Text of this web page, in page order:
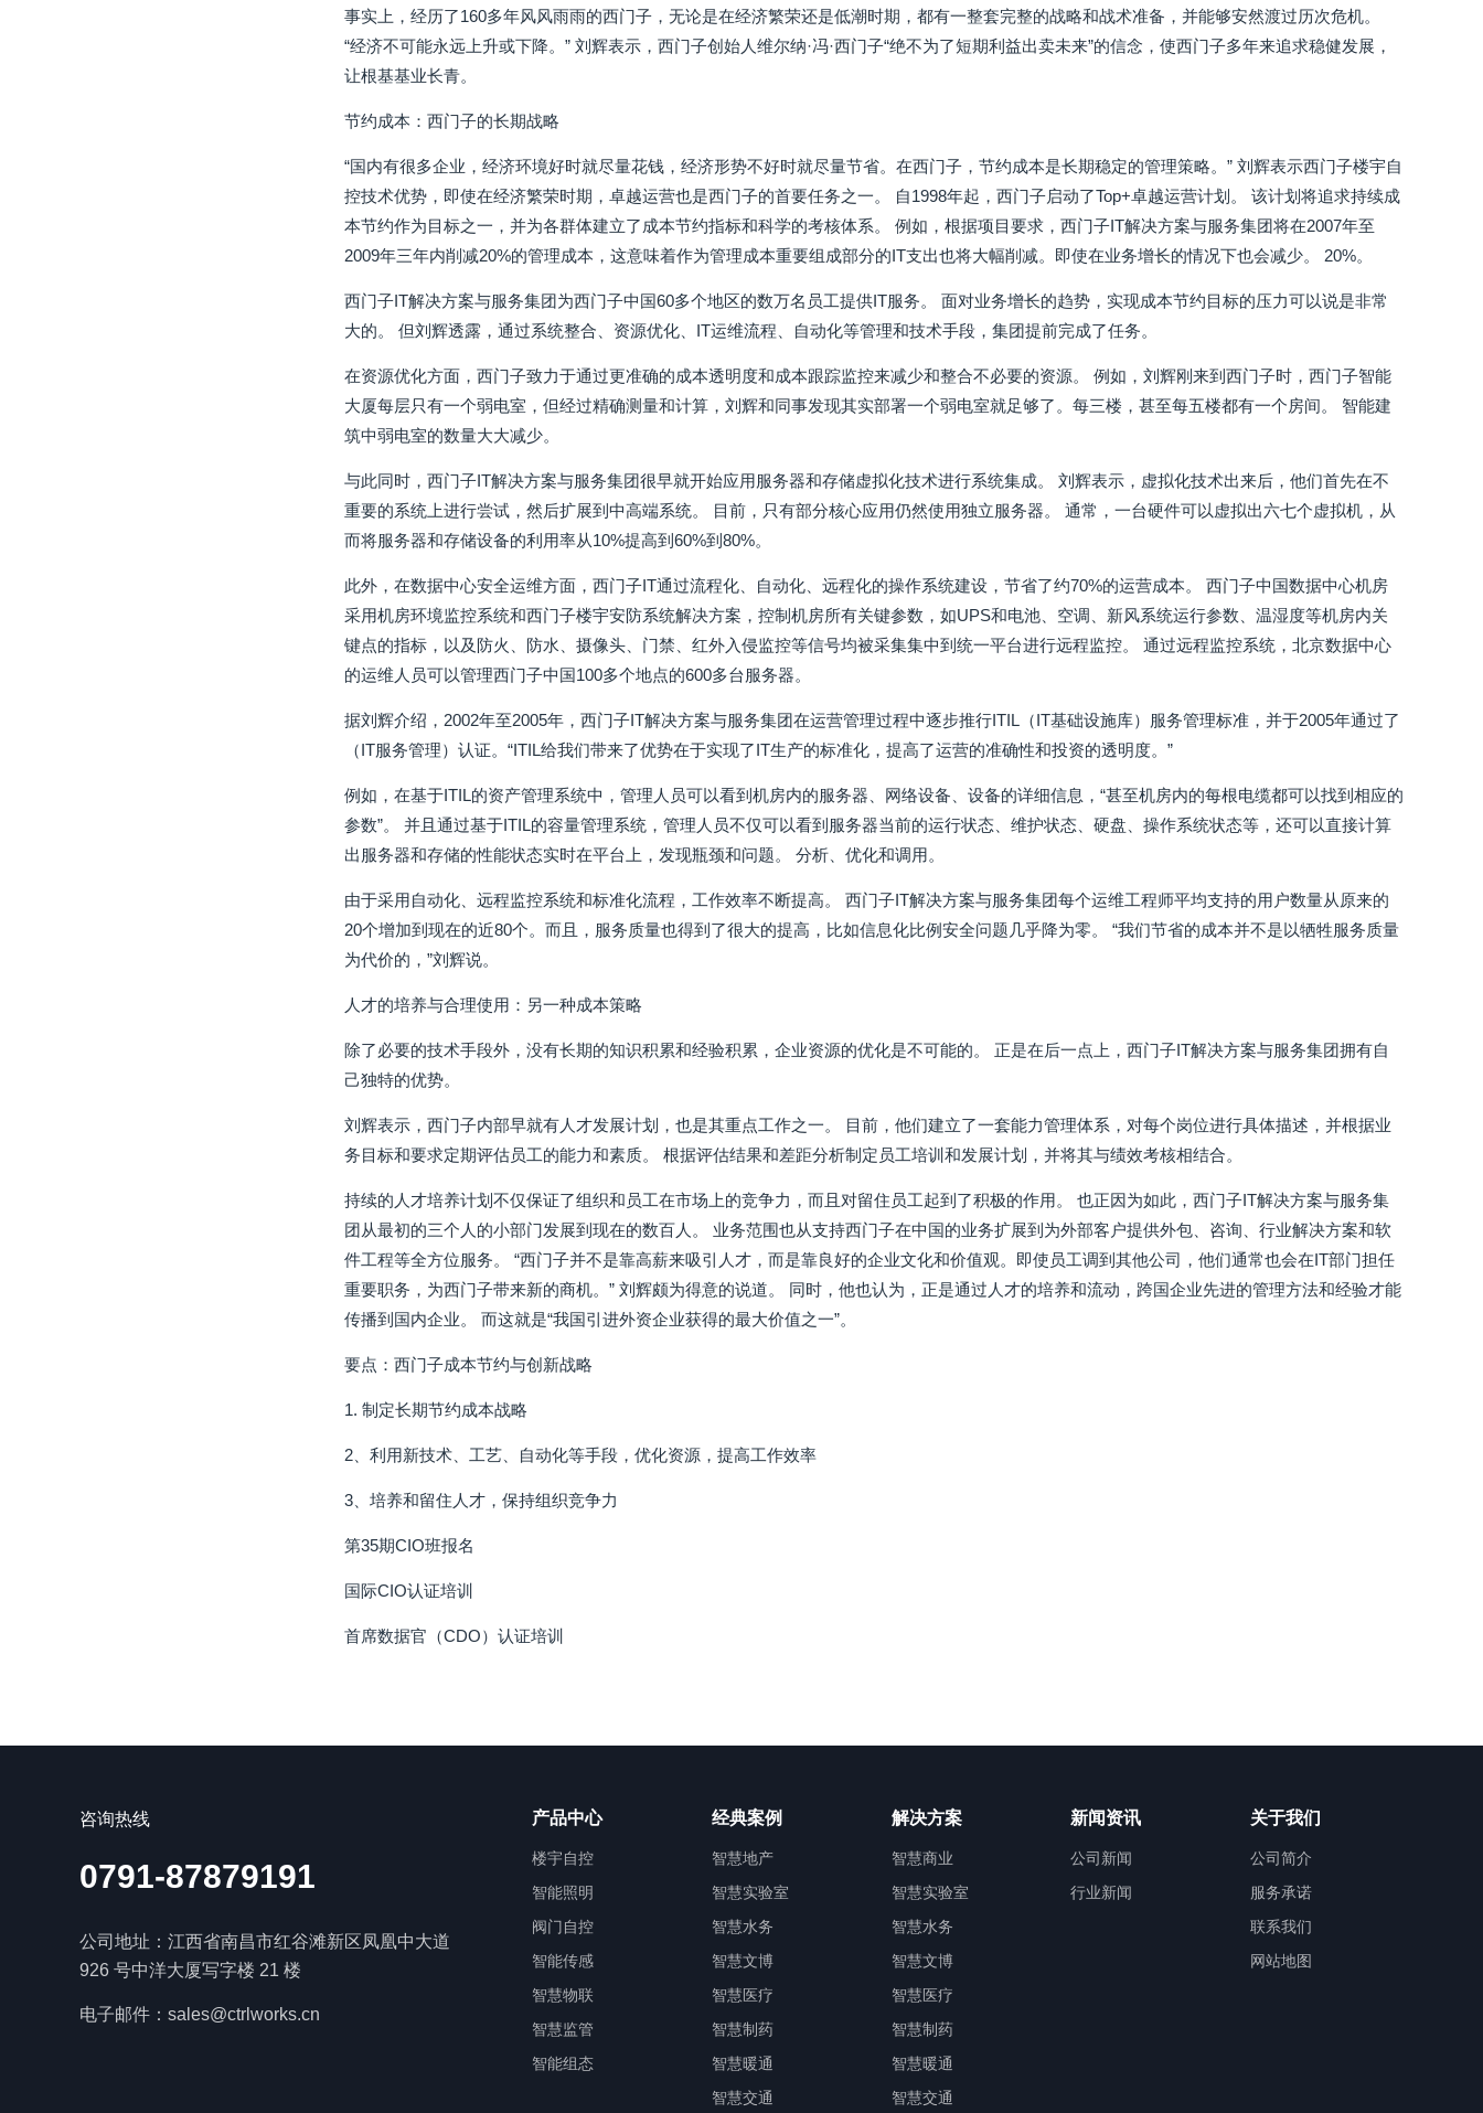
事实上，经历了160多年风风雨雨的西门子，无论是在经济繁荣还是低潮时期，都有一整套完整的战略和战术准备，并能够安然渡过历次危机。
“经济不可能永远上升或下降。” 刘辉表示，西门子创始人维尔纳·冯·西门子“绝不为了短期利益出卖未来”的信念，使西门子多年来追求稳健发展，
让根基基业长青。
节约成本：西门子的长期战略
“国内有很多企业，经济环境好时就尽量花钱，经济形势不好时就尽量节省。在西门子，节约成本是长期稳定的管理策略。” 刘辉表示西门子楼宇自
控技术优势，即使在经济繁荣时期，卓越运营也是西门子的首要任务之一。 自1998年起，西门子启动了Top+卓越运营计划。 该计划将追求持续成
本节约作为目标之一，并为各群体建立了成本节约指标和科学的考核体系。 例如，根据项目要求，西门子IT解决方案与服务集团将在2007年至
2009年三年内削减20%的管理成本，这意味着作为管理成本重要组成部分的IT支出也将大幅削减。即使在业务增长的情况下也会减少。 20%。
西门子IT解决方案与服务集团为西门子中国60多个地区的数万名员工提供IT服务。 面对业务增长的趋势，实现成本节约目标的压力可以说是非常
大的。 但刘辉透露，通过系统整合、资源优化、IT运维流程、自动化等管理和技术手段，集团提前完成了任务。
在资源优化方面，西门子致力于通过更准确的成本透明度和成本跟踪监控来减少和整合不必要的资源。 例如，刘辉刚来到西门子时，西门子智能
大厦每层只有一个弱电室，但经过精确测量和计算，刘辉和同事发现其实部署一个弱电室就足够了。每三楼，甚至每五楼都有一个房间。 智能建
筑中弱电室的数量大大减少。
与此同时，西门子IT解决方案与服务集团很早就开始应用服务器和存储虚拟化技术进行系统集成。 刘辉表示，虚拟化技术出来后，他们首先在不
重要的系统上进行尝试，然后扩展到中高端系统。 目前，只有部分核心应用仍然使用独立服务器。 通常，一台硬件可以虚拟出六七个虚拟机，从
而将服务器和存储设备的利用率从10%提高到60%到80%。
此外，在数据中心安全运维方面，西门子IT通过流程化、自动化、远程化的操作系统建设，节省了约70%的运营成本。 西门子中国数据中心机房
采用机房环境监控系统和西门子楼宇安防系统解决方案，控制机房所有关键参数，如UPS和电池、空调、新风系统运行参数、温湿度等机房内关
键点的指标，以及防火、防水、摄像头、门禁、红外入侵监控等信号均被采集集中到统一平台进行远程监控。 通过远程监控系统，北京数据中心
的运维人员可以管理西门子中国100多个地点的600多台服务器。
据刘辉介绍，2002年至2005年，西门子IT解决方案与服务集团在运营管理过程中逐步推行ITIL（IT基础设施库）服务管理标准，并于2005年通过了
（IT服务管理）认证。“ITIL给我们带来了优势在于实现了IT生产的标准化，提高了运营的准确性和投资的透明度。”
例如，在基于ITIL的资产管理系统中，管理人员可以看到机房内的服务器、网络设备、设备的详细信息，“甚至机房内的每根电缆都可以找到相应的
参数”。 并且通过基于ITIL的容量管理系统，管理人员不仅可以看到服务器当前的运行状态、维护状态、硬盘、操作系统状态等，还可以直接计算
出服务器和存储的性能状态实时在平台上，发现瓶颈和问题。 分析、优化和调用。
由于采用自动化、远程监控系统和标准化流程，工作效率不断提高。 西门子IT解决方案与服务集团每个运维工程师平均支持的用户数量从原来的
20个增加到现在的近80个。而且，服务质量也得到了很大的提高，比如信息化比例安全问题几乎降为零。 “我们节省的成本并不是以牺牲服务质量
为代价的，”刘辉说。
人才的培养与合理使用：另一种成本策略
除了必要的技术手段外，没有长期的知识积累和经验积累，企业资源的优化是不可能的。 正是在后一点上，西门子IT解决方案与服务集团拥有自
己独特的优势。
刘辉表示，西门子内部早就有人才发展计划，也是其重点工作之一。 目前，他们建立了一套能力管理体系，对每个岗位进行具体描述，并根据业
务目标和要求定期评估员工的能力和素质。 根据评估结果和差距分析制定员工培训和发展计划，并将其与绩效考核相结合。
持续的人才培养计划不仅保证了组织和员工在市场上的竞争力，而且对留住员工起到了积极的作用。 也正因为如此，西门子IT解决方案与服务集
团从最初的三个人的小部门发展到现在的数百人。 业务范围也从支持西门子在中国的业务扩展到为外部客户提供外包、咨询、行业解决方案和软
件工程等全方位服务。 “西门子并不是靠高薪来吸引人才，而是靠良好的企业文化和价值观。即使员工调到其他公司，他们通常也会在IT部门担任
重要职务，为西门子带来新的商机。” 刘辉颇为得意的说道。 同时，他也认为，正是通过人才的培养和流动，跨国企业先进的管理方法和经验才能
传播到国内企业。 而这就是“我国引进外资企业获得的最大价值之一”。
要点：西门子成本节约与创新战略
1. 制定长期节约成本战略
2、利用新技术、工艺、自动化等手段，优化资源，提高工作效率
3、培养和留住人才，保持组织竞争力
第35期CIO班报名
国际CIO认证培训
首席数据官（CDO）认证培训
咨询热线
0791-87879191
公司地址：江西省南昌市红谷滩新区凤凰中大道
926 号中洋大厦写字楼 21 楼
电子邮件：sales@ctrlworks.cn
产品中心
楼宇自控
智能照明
阀门自控
智能传感
智慧物联
智慧监管
智能组态
经典案例
智慧地产
智慧实验室
智慧水务
智慧文博
智慧医疗
智慧制药
智慧暖通
智慧交通
解决方案
智慧商业
智慧实验室
智慧水务
智慧文博
智慧医疗
智慧制药
智慧暖通
智慧交通
新闻资讯
公司新闻
行业新闻
关于我们
公司简介
服务承诺
联系我们
网站地图